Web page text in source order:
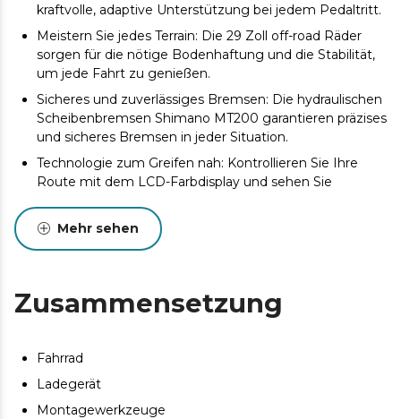
kraftvolle, adaptive Unterstützung bei jedem Pedaltritt.
Meistern Sie jedes Terrain: Die 29 Zoll off-road Räder
sorgen für die nötige Bodenhaftung und die Stabilität,
um jede Fahrt zu genießen.
Sicheres und zuverlässiges Bremsen: Die hydraulischen
Scheibenbremsen Shimano MT200 garantieren präzises
und sicheres Bremsen in jeder Situation.
Technologie zum Greifen nah: Kontrollieren Sie Ihre
Route mit dem LCD-Farbdisplay und sehen Sie
auf einen Blick.
Leichtigkeit und Festigkeit: Der 6061 hydrogeformte
anspruchsvollsten Abenteuer.
präzisen Übergang, ideal für die Herausforderungen der
Berge.
Abenteuer ohne Grenzen: Nehmen Sie jedes Hindernis
Mehr sehen
Zusammensetzung
Fahrrad
Ladegerät
Montagewerkzeuge